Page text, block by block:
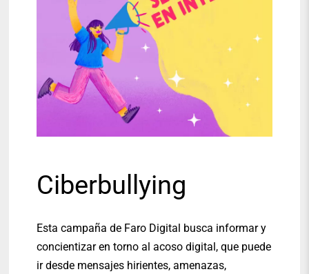
Ciberbullying
Esta campaña de Faro Digital busca informar y
concientizar en torno al acoso digital, que puede
ir desde mensajes hirientes, amenazas,